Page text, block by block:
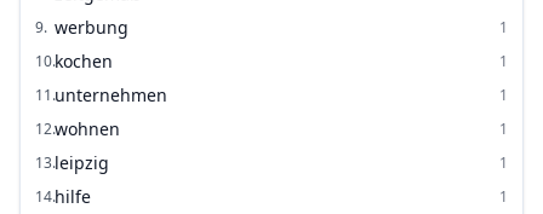
9. werbung
1
10.kochen
1
11.unternehmen
1
12.wohnen
1
13.leipzig
1
14.hilfe
1